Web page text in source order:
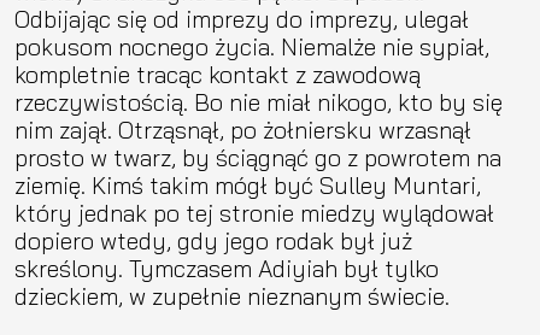
Odbijając się od imprezy do imprezy, ulegał
pokusom nocnego życia. Niemalże nie sypiał,
kompletnie tracąc kontakt z zawodową
rzeczywistością. Bo nie miał nikogo, kto by się
nim zajął. Otrząsnął, po żołniersku wrzasnął
prosto w twarz, by ściągnąć go z powrotem na
ziemię. Kimś takim mógł być Sulley Muntari,
który jednak po tej stronie miedzy wylądował
dopiero wtedy, gdy jego rodak był już
skreślony. Tymczasem Adiyiah był tylko
dzieckiem, w zupełnie nieznanym świecie.